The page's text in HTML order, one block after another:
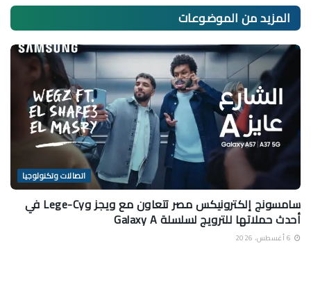
المزيد منالموضوعات
اتصالات وتكنولوجيا
سامسونج إلكترونيكس مصر تتعاون مع ويجز وLege-Cy في
أحدث حملاتها للترويج لسلسلة Galaxy A